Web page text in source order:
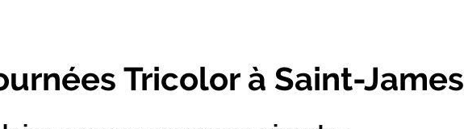
Tricolor à Saint-James